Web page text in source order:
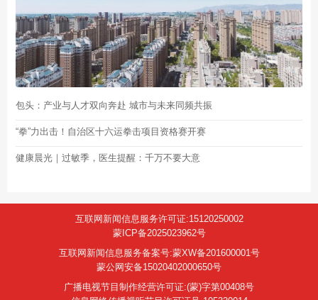
包头：产业与人才双向奔赴 城市与未来同频共振
“拳”力出击！自治区十六运拳击项目资格赛开赛
健康晨光｜过敏季，医生提醒：千万不要大意
互联网新闻信息服务许可证:15120250002
蒙ICP备2025023962号
互联网新闻信息服务备案号:蒙XW备201600001号
蒙公网安备15020402000650号
广播电视节目制作经营许可证:(蒙)字第00408号